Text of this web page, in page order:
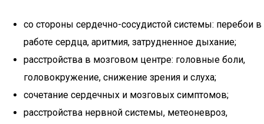
со стороны сердечно-сосудистой системы: перебои в
работе сердца, аритмия, затрудненное дыхание;
расстройства в мозговом центре: головные боли,
головокружение, снижение зрения и слуха;
сочетание сердечных и мозговых симптомов;
расстройства нервной системы, метеоневроз,